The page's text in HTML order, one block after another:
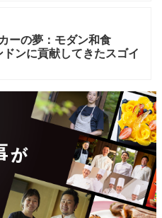
ーの夢：モダン和食
ドンに貢献してきたスゴイ